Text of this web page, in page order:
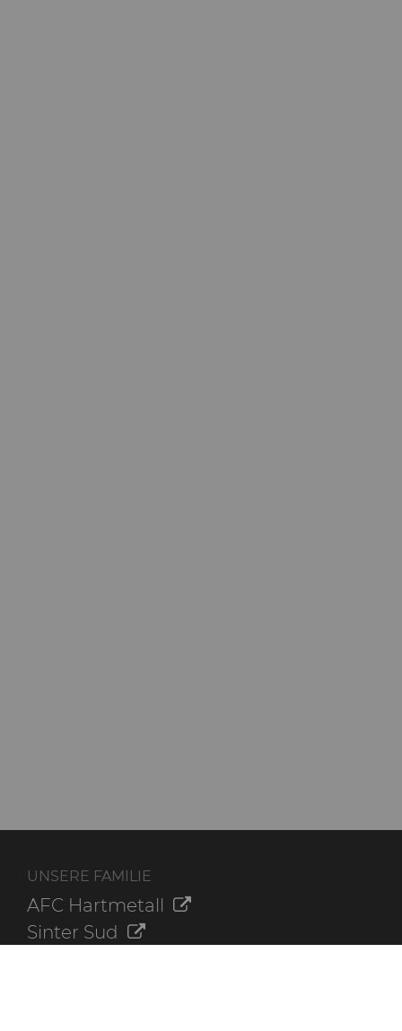
UNSERE FAMILIE
AFC Hartmetall
Sinter Sud